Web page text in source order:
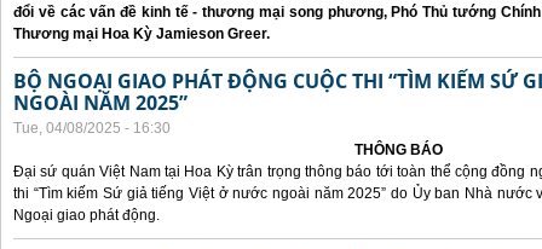
đổi về các vấn đề kinh tế - thương mại song phương, Phó Thủ tướng
Thương mại Hoa Kỳ Jamieson Greer.
BỘ NGOẠI GIAO PHÁT ĐỘNG CUỘC THI “TÌM KIẾM SỨ
NGOÀI NĂM 2025”
Tue, 04/08/2025 - 16:30
THÔNG BÁO
Đại sứ quán Việt Nam tại Hoa Kỳ trân trọng thông báo tới toàn thể cộng đồng
thi “Tìm kiếm Sứ giả tiếng Việt ở nước ngoài năm 2025” do Ủy ban Nhà
Ngoại giao phát động.